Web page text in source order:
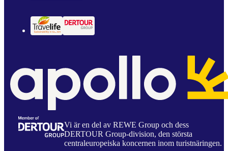
Vi är en del av REWE Group och dess
DERTOUR Group-division, den största
centraleuropeiska koncernen inom turistnäringen.